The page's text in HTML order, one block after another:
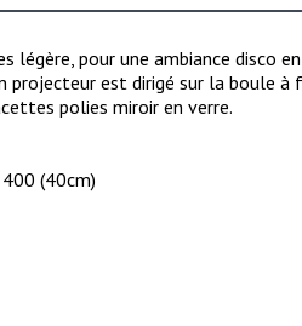
légère, pour une ambiance disco
projecteurest dirigé sur la boule à
polies miroir en verre.
(40cm)